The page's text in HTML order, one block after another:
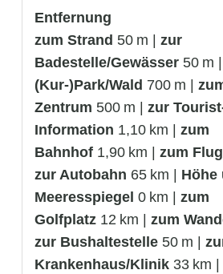
Entfernung
zum Strand 50 m | zur
Badestelle/Gewässer 50 m |
(Kur-)Park/Wald 700 m |
Zentrum 500 m | zur
Information 1,10 km | zum
Bahnhof 1,90 km | zum
zur Autobahn 65 km | Höhe
Meeresspiegel 0 km | zum
Golfplatz 12 km | zum
zur Bushaltestelle 50 m |
Krankenhaus/Klinik 33 km |